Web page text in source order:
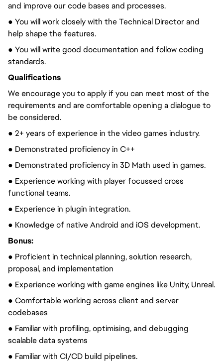
and improve our code bases and processes.
● You will work closely with the Technical Director and
help shape the features.
● You will write good documentation and follow coding
standards.
Qualifications
We encourage you to apply if you can meet most of the
requirements and are comfortable opening a dialogue to
be considered.
● 2+ years of experience in the video games industry.
● Demonstrated proficiency in C++
● Demonstrated proficiency in 3D Math used in games.
● Experience working with player focussed cross
functional teams.
● Experience in plugin integration.
● Knowledge of native Android and iOS development.
Bonus:
● Proficient in technical planning, solution research,
proposal, and implementation
● Experience working with game engines like Unity, Unreal.
● Comfortable working across client and server
codebases
● Familiar with profiling, optimising, and debugging
scalable data systems
● Familiar with CI/CD build pipelines.